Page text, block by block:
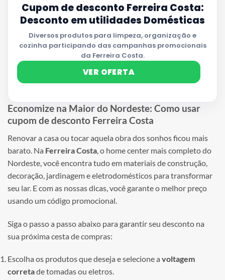
Cupom de desconto Ferreira Costa:
Desconto em utilidades Domésticas
Diversos produtos para limpeza, organização e
cozinha participando das campanhas promocionais
da Ferreira Costa.
VER OFERTA
Economize na Maior do Nordeste: Como usar
cupom de desconto Ferreira Costa
Renovar a casa ou tocar aquela obra dos sonhos ficou mais
barato. Na Ferreira Costa , o home center mais completo do
Nordeste, você encontra tudo em materiais de construção,
decoração, jardinagem e eletrodomésticos para transformar
seu lar. E com as nossas dicas, você garante o melhor preço
usando um código promocional.
Siga o passo a passo abaixo para garantir seu desconto na
sua próxima cesta de compras:
Escolha os produtos que deseja e selecione a voltagem
corretade tomadas ou eletros.